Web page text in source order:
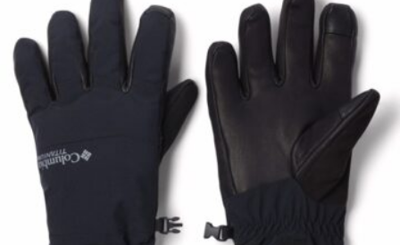
g